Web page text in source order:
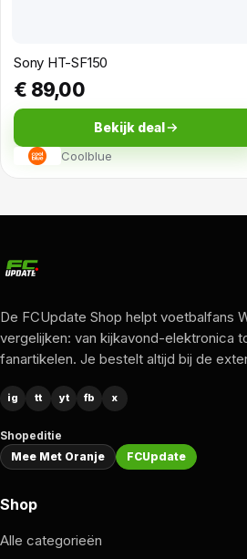
stemmen op jouw specifieke
je heel gemakkelijk alle instellingen,
handomdraai op jouw manier. En
een eitje dankzij HD-ondersteuning
Connect, Chromecast en Tidal
Sony HT-SF150
€ 89,00
Bekijk deal
Coolblue
De FCUpdate Shop helpt voetbalfans
vergelijken: van kijkavond-elektronica
fanartikelen. Je bestelt altijd bij de
ig tt yt fb x
Shopeditie
Mee Met Oranje
FCUpdate
Shop
Alle categorieën